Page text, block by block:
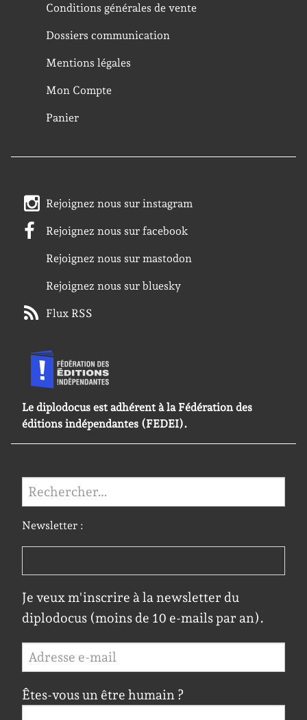
Conditions générales de vente
Dossiers communication
Mentions légales
Mon Compte
Panier
Rejoignez nous sur instagram
Rejoignez nous sur facebook
Rejoignez nous sur mastodon
Rejoignez nous sur bluesky
Flux RSS
Le diplodocus est adhérent à la Fédération des
éditions indépendantes (FEDEI).
Rechercher :
Newsletter :
Je veux m'inscrire à la newsletter du
diplodocus (moins de 10 e-mails par an).
Êtes-vous un être humain ?